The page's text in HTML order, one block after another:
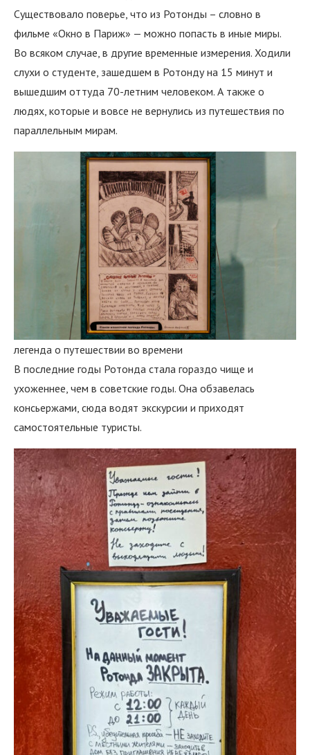
Существовало поверье, что из Ротонды – словно в
фильме «Окно в Париж» — можно попасть в иные миры.
Во всяком случае, в другие временные измерения. Ходили
слухи о студенте, зашедшем в Ротонду на 15 минут и
вышедшим оттуда 70-летним человеком. А также о
людях, которые и вовсе не вернулись из путешествия по
параллельным мирам.
легенда о путешествии во времени
В последние годы Ротонда стала гораздо чище и
ухоженнее, чем в советские годы. Она обзавелась
консьержами, сюда водят экскурсии и приходят
самостоятельные туристы.